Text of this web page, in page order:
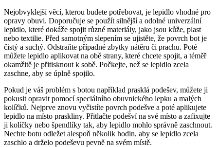
Nejobvyklejší věcí, kterou budete potřebovat, je lepidlo vhodné pro
opravy obuvi. Doporučuje ⁣se použít silnější‌ a odolné univerzální
lepidlo, které dokáže spojit různé materiály, jako jsou kůže, plast
nebo textilie. Před​ samotným slepením se ‌ujistěte, že⁤ povrch bot je
čistý a suchý. Odstraňte případné​ zbytky nátěru či prachu. Poté
můžete lepidlo aplikovat na obě strany, které chcete spojit, a téměř
okamžitě je⁢ přitisknout k sobě. Počkejte, než se lepidlo zcela
zaschne, aby se úplně spojilo.
Pokud je váš problém s botou například prasklá podešev, můžete ji
pokusit opravit pomocí speciálního obuvnického lepku a malých
kolíčků. Nejprve znovu vyčistíte povrch podešve a poté aplikujete
lepidlo na místo ​praskliny. Přitlačte podešví na své místo‍ a zafixujte
ji kolíčky nebo špendlíky tak, aby lepidlo mohlo správně zaschnout.
Nechte botu odležet alespoň několik hodin, aby se lepidlo zcela
zaschlo a drželo podeševu pevně na svém místě.